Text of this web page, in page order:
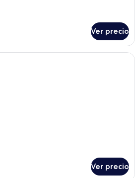
Ver precio
Una habitación con un sofá, una
Ver precio